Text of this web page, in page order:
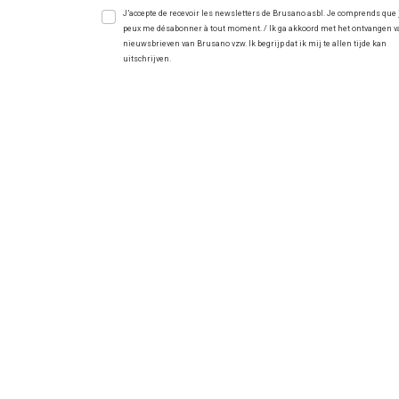
J’accepte de recevoir les newsletters de Brusano asbl. Je comprends que
peux me désabonner à tout moment. / Ik ga akkoord met het ontvangen
nieuwsbrieven van Brusano vzw. Ik begrijp dat ik mij te allen tijde kan
uitschrijven.